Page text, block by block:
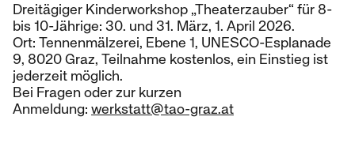
Dreitägiger Kinderworkshop „Theaterzauber“ für 8-
bis 10-Jährige: 30. und 31. März, 1. April 2026.
Ort: Tennenmälzerei, Ebene 1, UNESCO-Esplanade
9, 8020 Graz, Teilnahme kostenlos, ein Einstieg ist
jederzeit möglich.
Bei Fragen oder zur kurzen
Anmeldung: werkstatt@tao-graz.at